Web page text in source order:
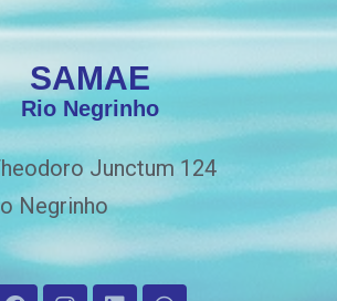
SAMAE
Rio Negrinho
Junctum 124
Negrinho